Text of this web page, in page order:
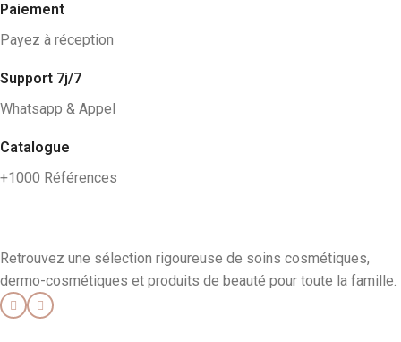
Paiement
Payez à réception
Support 7j/7
Whatsapp & Appel
Catalogue
+1000 Références
Retrouvez une sélection rigoureuse de soins cosmétiques,
dermo-cosmétiques et produits de beauté pour toute la famille.